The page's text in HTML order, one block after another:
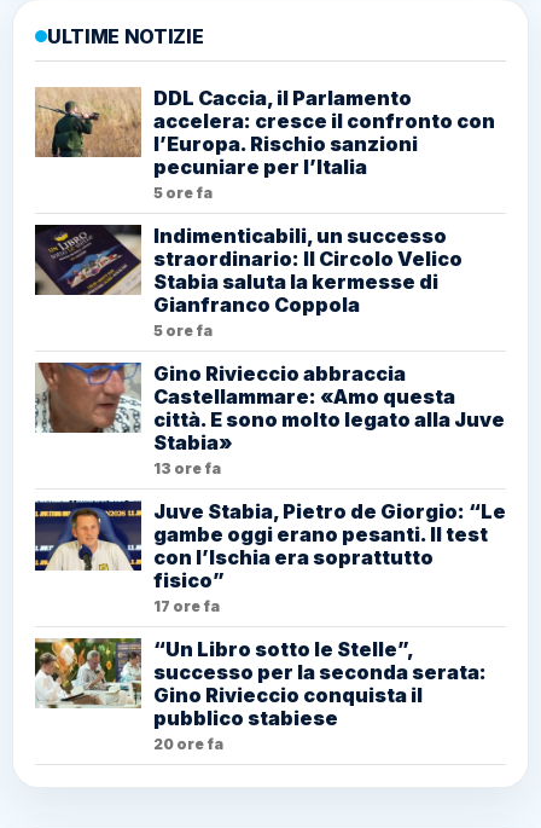
ULTIME NOTIZIE
DDL Caccia, il Parlamento
accelera: cresce il confronto con
l’Europa. Rischio sanzioni
pecuniare per l’Italia
5 ore fa
Indimenticabili, un successo
straordinario: Il Circolo Velico
Stabia saluta la kermesse di
Gianfranco Coppola
5 ore fa
Gino Rivieccio abbraccia
Castellammare: «Amo questa
città. E sono molto legato alla Juve
Stabia»
13 ore fa
Juve Stabia, Pietro de Giorgio: “Le
gambe oggi erano pesanti. Il test
con l’Ischia era soprattutto
fisico”
17 ore fa
“Un Libro sotto le Stelle”,
successo per la seconda serata:
Gino Rivieccio conquista il
pubblico stabiese
20 ore fa